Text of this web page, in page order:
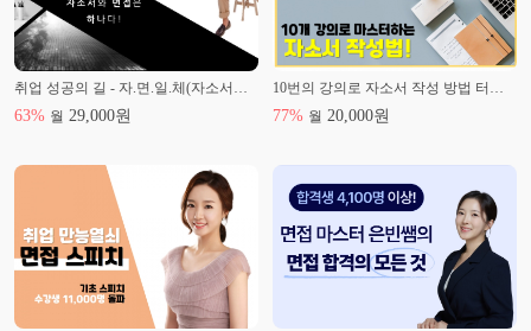
취업 성공의 길 - 자.면.일.체(자소서와 면접은 하나다!)
63% 월 29,000원
10번의 강의로 자소서 작성 방법 터득하기
77% 월 20,000원